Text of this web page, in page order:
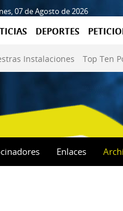
07 de Agosto de 2026
DEPORTES
Instalaciones Top Ten
Enlaces